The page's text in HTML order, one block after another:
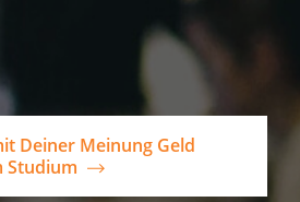
Deiner Meinung Geld
Studium